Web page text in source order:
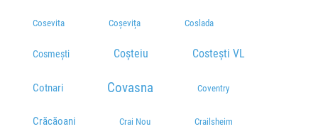
Cosevita Coșevița Coslada
Cosmești Coșteiu Costești VL
Cotnari Covasna Coventry
Crăcăoani Crai Nou Crailsheim